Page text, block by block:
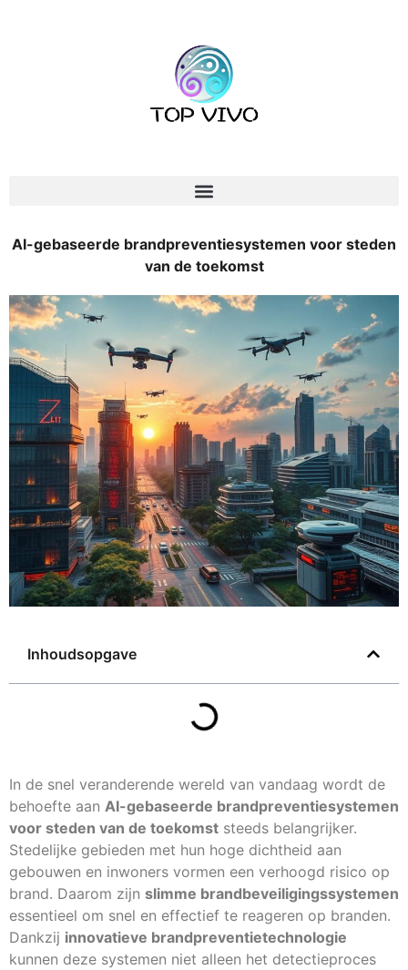
AI-gebaseerde brandpreventiesystemen voor steden
van de toekomst
Inhoudsopgave
In de snel veranderende wereld van vandaag wordt de
behoefte aan AI-gebaseerde brandpreventiesystemen
voor steden van de toekomst steeds belangrijker.
Stedelijke gebieden met hun hoge dichtheid aan
gebouwen en inwoners vormen een verhoogd risico op
brand. Daarom zijn slimme brandbeveiligingssystemen
essentieel om snel en effectief te reageren op branden.
Dankzij innovatieve brandpreventietechnologie
kunnen deze systemen niet alleen het detectieproces